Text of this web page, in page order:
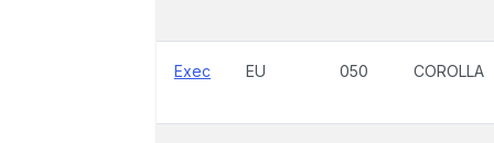
Exec EU 050 COROLLA